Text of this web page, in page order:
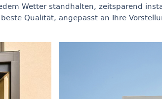
Wetter standhalten, zeitsparend
Qualität, angepasst an Ihre